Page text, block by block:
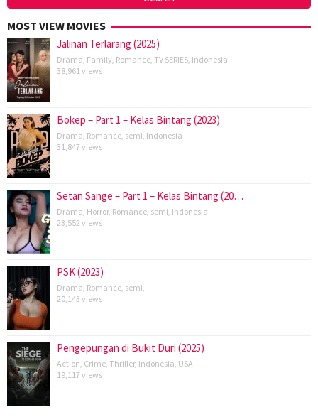
MOST VIEW MOVIES
Jalinan Terlarang (2025)
Drama Family Romance TV SERIES Indonesia
38,961 views
Bokep – Part 1 – Kelas Bintang (2023)
Drama Romance semi Indonesia
31,847 views
Setan Sange – Part 1 – Kelas Bintang (20…
Drama Horror, Romance semi Indonesia
23,552 views
PSK (2023)
Drama Romance semi
20,143 views
Pengepungan di Bukit Duri (2025)
Action Crime Thriller, Indonesia USA
19,117 views